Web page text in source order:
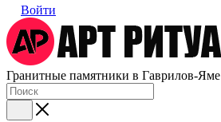
Войти
Гранитные памятники в Гаврилов-Яме